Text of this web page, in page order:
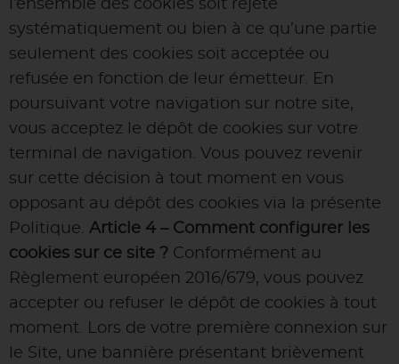
l’ensemble des cookies soit rejeté
systématiquement ou bien à ce qu’une partie
seulement des cookies soit acceptée ou
refusée en fonction de leur émetteur. En
poursuivant votre navigation sur notre site,
vous acceptez le dépôt de cookies sur votre
terminal de navigation. Vous pouvez revenir
sur cette décision à tout moment en vous
opposant au dépôt des cookies via la présente
Politique. Article 4 – Comment configurer les
cookies sur ce site ? Conformément au
Règlement européen 2016/679, vous pouvez
accepter ou refuser le dépôt de cookies à tout
moment. Lors de votre première connexion sur
le Site, une bannière présentant brièvement